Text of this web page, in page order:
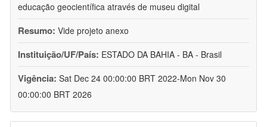
educação geocientífica através de museu digital
Resumo: Vide projeto anexo
Instituição/UF/País: ESTADO DA BAHIA - BA - Brasil
Vigência: Sat Dec 24 00:00:00 BRT 2022-Mon Nov 30
00:00:00 BRT 2026